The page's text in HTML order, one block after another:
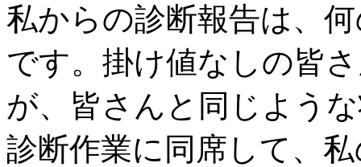
私からの診断報告は、
です。掛け値なしの皆
が、皆さんと同じよう
診断作業に同席して、